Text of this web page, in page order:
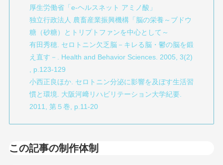
厚生労働省「e-ヘルスネット アミノ酸」
独立行政法人 農畜産業振興機構「脳の栄養～ブドウ
糖（砂糖）とトリプトファンを中心として～
有田秀穂. セロトニン欠乏脳－キレる脳・鬱の脳を鍛
え直す－. Health and Behavior Sciences. 2005, 3(2)
, p.123-129
小西正良ほか. セロトニン分泌に影響を及ぼす生活習
慣と環境. 大阪河﨑リハビリテーション大学紀要.
2011, 第５巻, p.11-20
この記事の制作体制